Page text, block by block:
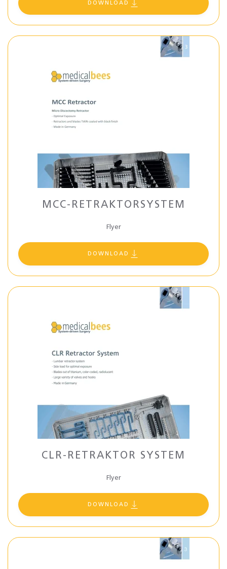
DOWNLOAD
MCC-RETRAKTORSYSTEM
Flyer
DOWNLOAD
CLR-RETRAKTOR SYSTEM
Flyer
DOWNLOAD